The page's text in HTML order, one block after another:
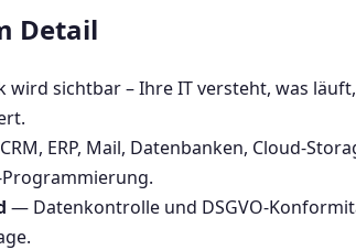
Detail
wird sichtbar – Ihre IT versteht, was
ERP, Mail, Datenbanken, Cloud-
— Datenkontrolle und DSGVO-